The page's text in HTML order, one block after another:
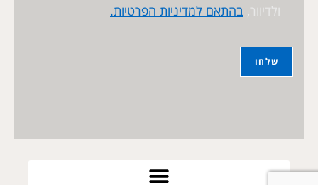
ולדיוור, בהתאם למדיניות הפרטיות.